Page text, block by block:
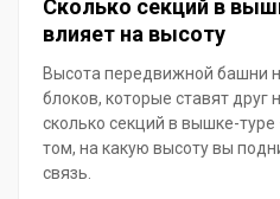
Сколько секций в
влияет на высоту
Высота передвижной башни
блоков, которые ставят друг
сколько секций в вышке-туре
том, на какую высоту вы
связь.